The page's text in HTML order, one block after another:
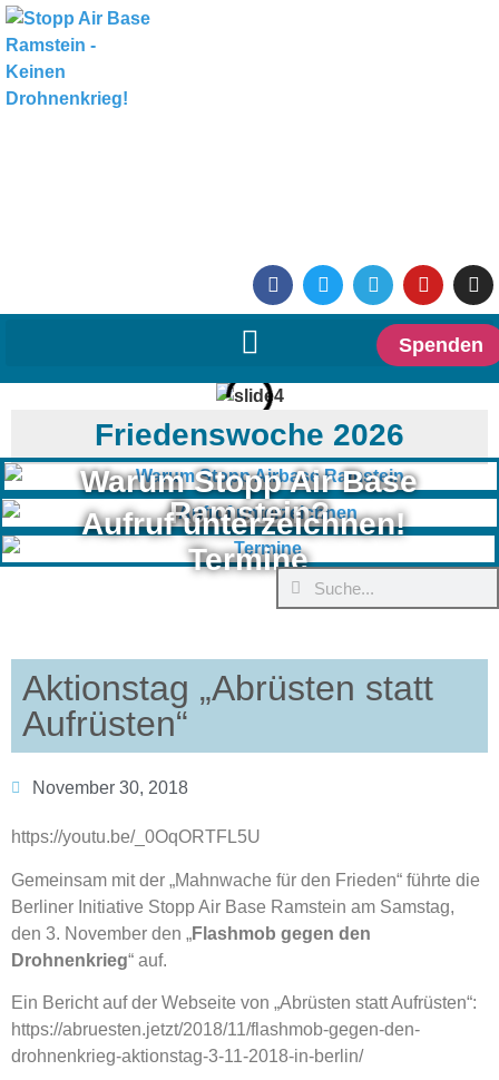
Spenden
Friedenswoche 2026
Warum Stopp Air Base
Ramstein?
Aufruf unterzeichnen!
Termine
Aktionstag „Abrüsten statt
Aufrüsten“
November 30, 2018
https://youtu.be/_0OqORTFL5U
Gemeinsam mit der „Mahnwache für den Frieden“ führte die
Berliner Initiative Stopp Air Base Ramstein am Samstag,
den 3. November den „Flashmob gegen den
Drohnenkrieg“ auf.
Ein Bericht auf der Webseite von „Abrüsten statt Aufrüsten“:
https://abruesten.jetzt/2018/11/flashmob-gegen-den-
drohnenkrieg-aktionstag-3-11-2018-in-berlin/